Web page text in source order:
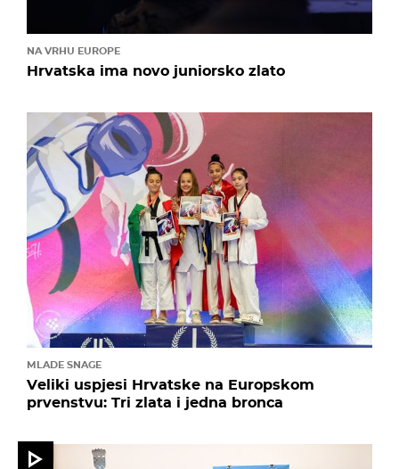
NA VRHU EUROPE
Hrvatska ima novo juniorsko zlato
MLADE SNAGE
Veliki uspjesi Hrvatske na Europskom
prvenstvu: Tri zlata i jedna bronca